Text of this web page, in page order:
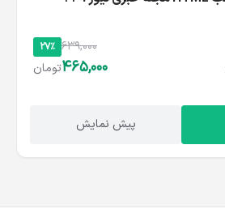
27% 639,000
465,000تومان
پیش نمایش